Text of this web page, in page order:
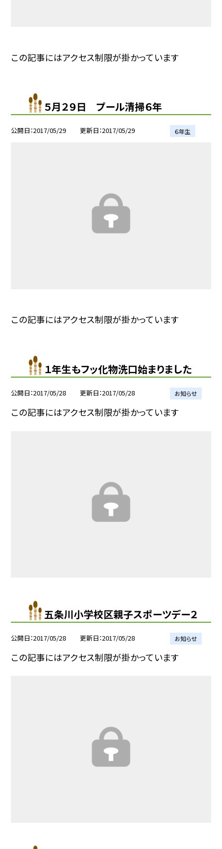
この記事にはアクセス制限が掛かっています
５月２９日 プール清掃６年
公開日 2017/05/29 更新日 2017/05/29 ６年生
この記事にはアクセス制限が掛かっています
１年生もフッ化物洗口始まりました
公開日 2017/05/28 更新日 2017/05/28 お知らせ
この記事にはアクセス制限が掛かっています
五条川小学校区親子スポーツデー２
公開日 2017/05/28 更新日 2017/05/28 お知らせ
この記事にはアクセス制限が掛かっています